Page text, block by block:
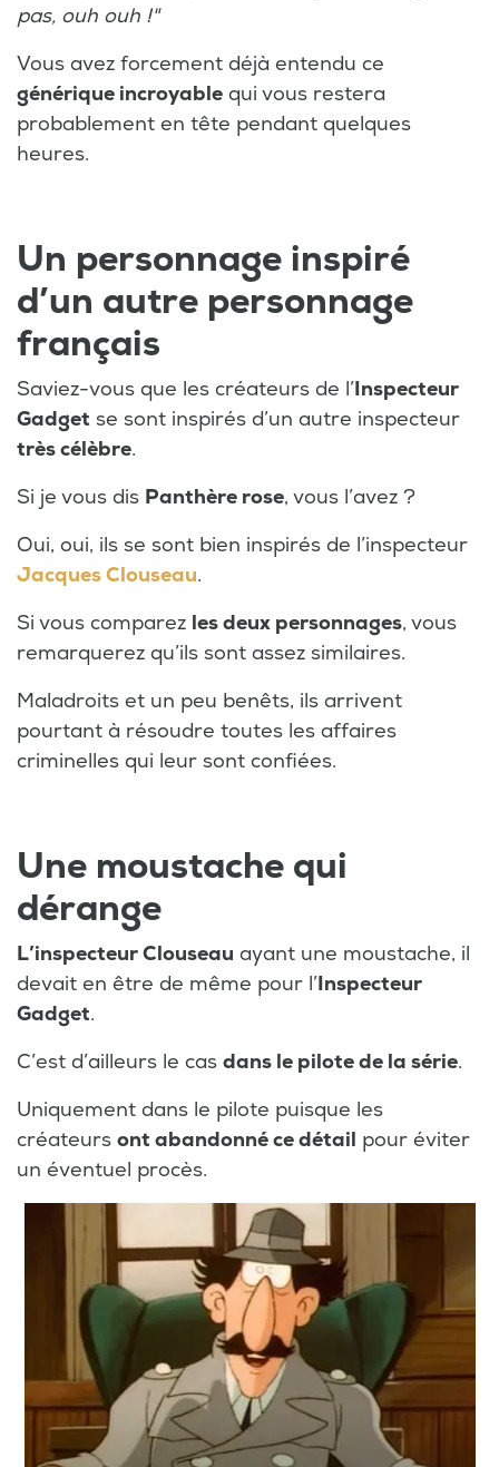
pas, ouh ouh !"
Vous avez forcement déjà entendu ce
générique incroyable qui vous restera
probablement en tête pendant quelques
heures.
Un personnage inspiré
d’un autre personnage
français
Saviez-vous que les créateurs de l’Inspecteur
Gadget se sont inspirés d’un autre inspecteur
très célèbre.
Si je vous dis Panthère rose, vous l’avez ?
Oui, oui, ils se sont bien inspirés de l’inspecteur
Jacques Clouseau.
Si vous comparez les deux personnages, vous
remarquerez qu’ils sont assez similaires.
Maladroits et un peu benêts, ils arrivent
pourtant à résoudre toutes les affaires
criminelles qui leur sont confiées.
Une moustache qui
dérange
L’inspecteur Clouseau ayant une moustache, il
devait en être de même pour l’Inspecteur
Gadget.
C’est d’ailleurs le cas dans le pilote de la série.
Uniquement dans le pilote puisque les
créateurs ont abandonné ce détail pour éviter
un éventuel procès.